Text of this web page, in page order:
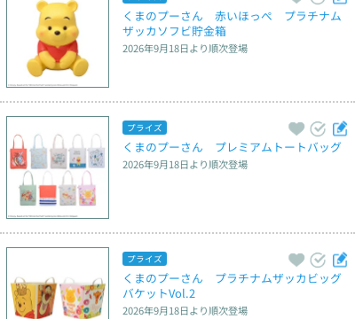
くまのプーさん　赤いほっぺ　プラチナム
ザッカソフビ貯金箱
2026年9月18日より順次登場
プライズ
くまのプーさん　プレミアムトートバッグ
2026年9月18日より順次登場
プライズ
くまのプーさん　プラチナムザッカビッグ
バケットVol.2
2026年9月18日より順次登場